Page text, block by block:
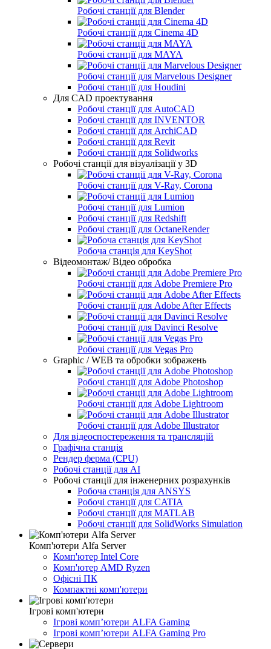
Робочі станції для Blender
Робочі станції для Cinema 4D
Робочі станції для MAYA
Робочі станції для Marvelous Designer
Робочі станції для Houdini
Для CAD проектування
Робочі станції для AutoCAD
Робочі станції для INVENTOR
Робочі станції для ArchiCAD
Робочі станції для Revit
Робочі станції для Solidworks
Робочі станції для візуалізації у 3D
Робочі станції для V-Ray, Corona
Робочі станції для Lumion
Робочі станції для Redshift
Робочі станції для OctaneRender
Робоча станція для KeyShot
Відеомонтаж/ Відео обробка
Робочі станції для Adobe Premiere Pro
Робочі станції для Adobe After Effects
Робочі станції для Davinci Resolve
Робочі станції для Vegas Pro
Graphic / WEB та обробки зображень
Робочі станції для Adobe Photoshop
Робочі станції для Adobe Lightroom
Робочі станції для Adobe Illustrator
Для відеоспостереження та трансляцій
Графічна станція
Рендер ферма (CPU)
Робочі станції для AI
Робочі станції для інженерних розрахунків
Робоча станція для ANSYS
Робочі станції для CATIA
Робочі станції для MATLAB
Робочі станції для SolidWorks Simulation
Комп'ютери Alfa Server
Комп'ютер Intel Core
Комп'ютер AMD Ryzen
Офісні ПК
Компактні комп'ютери
Ігрові комп'ютери
Ігрові компʼютери ALFA Gaming
Ігрові компʼютери ALFA Gaming Pro